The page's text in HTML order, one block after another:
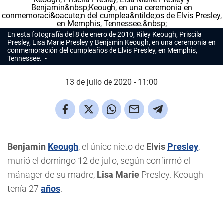
En esta fotografía del 8 de enero de 2010, Riley Keough, Priscila
Presley, Lisa Marie Presleyy Benjamin Keough, en una ceremonia en
conmemoración del cumpleaños de Elvis Presley, en Memphis,
Tennessee.
13 de julio de 2020 - 11:00
Benjamin Keough, el único nieto de Elvis Presley,
murió el domingo 12 de julio, según confirmó el
mánager de su madre, Lisa Marie Presley. Keough
tenía 27 años.